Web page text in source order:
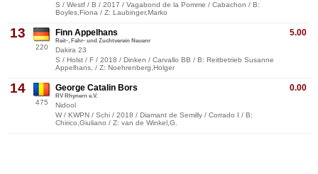
S / Westf / B / 2017 / Vagabond de la Pomme / Cabachon / B:
Boyles,Fiona / Z: Laubinger,Marko
13
220
5.00
Finn Appelhans
Reit-, Fahr- und Zuchtverein Neuenr
Dakira 23
S / Holst / F / 2018 / Dinken / Carvallo BB / B: Reitbetrieb Susanne
Appelhans, / Z: Noehrenberg,Holger
14
475
0.00
George Catalin Bors
RV Rhynern e.V.
Nidool
W / KWPN / Schi / 2018 / Diamant de Semilly / Corrado I / B:
Chirico,Giuliano / Z: van de Winkel,G.